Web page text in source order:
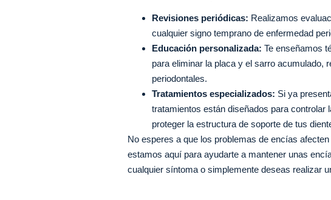
Revisiones periódicas: Realizamos
cualquier signo temprano de enfermedad
Educación personalizada: Te enseñamos
para eliminar la placa y el sarro acumulado,
periodontales.
Tratamientos especializados: Si ya
tratamientos están diseñados para
proteger la estructura de soporte de tus
No esperes a que los problemas de encías
estamos aquí para ayudarte a mantener unas
cualquier síntoma o simplemente deseas realizar